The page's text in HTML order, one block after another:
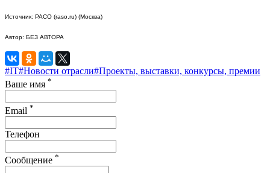
Источник: РАСО (raso.ru) (Москва)
Автор: БЕЗ АВТОРА
#IT#Новости отрасли#Проекты, выставки, конкурсы, премии
Ваше имя *
Email *
Телефон
Сообщение *